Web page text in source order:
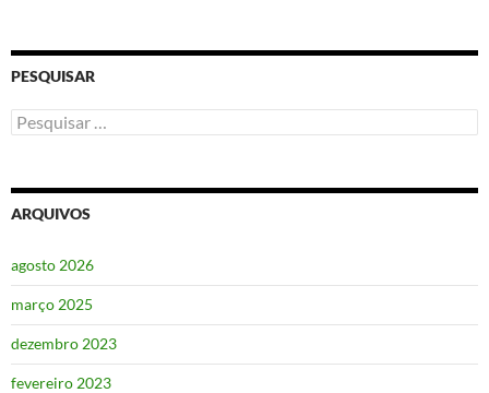
PESQUISAR
Pesquisar
por:
ARQUIVOS
agosto 2026
março 2025
dezembro 2023
fevereiro 2023